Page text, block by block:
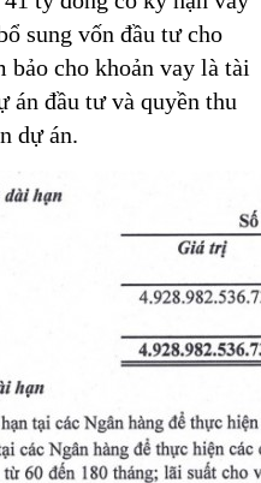
sung vốn đầu tư cho
bảo cho khoản vay là tài
án đầu tư và quyền thu
dự án.